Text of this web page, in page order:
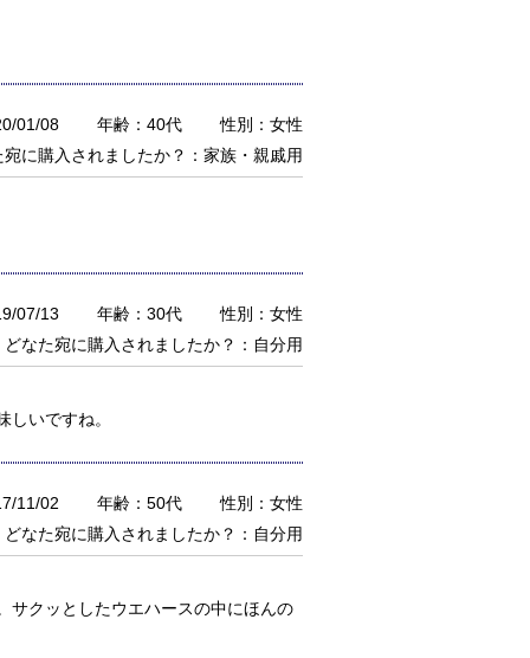
01/08 年齢：40代
性別：女性
宛に購入されましたか？：家族・親戚用
07/13 年齢：30代
性別：女性
どなた宛に購入されましたか？：自分用
いですね。
11/02 年齢：50代
性別：女性
どなた宛に購入されましたか？：自分用
サクッとしたウエハースの中にほんの